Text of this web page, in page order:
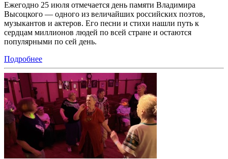
Ежегодно 25 июля отмечается день памяти Владимира
Высоцкого — одного из величайших российских поэтов,
музыкантов и актеров. Его песни и стихи нашли путь к
сердцам миллионов людей по всей стране и остаются
популярными по сей день.
Подробнее